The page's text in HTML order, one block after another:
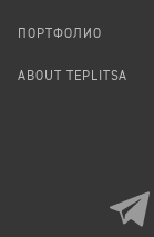
ПОРТФОЛИО
ABOUT TEPLITSA